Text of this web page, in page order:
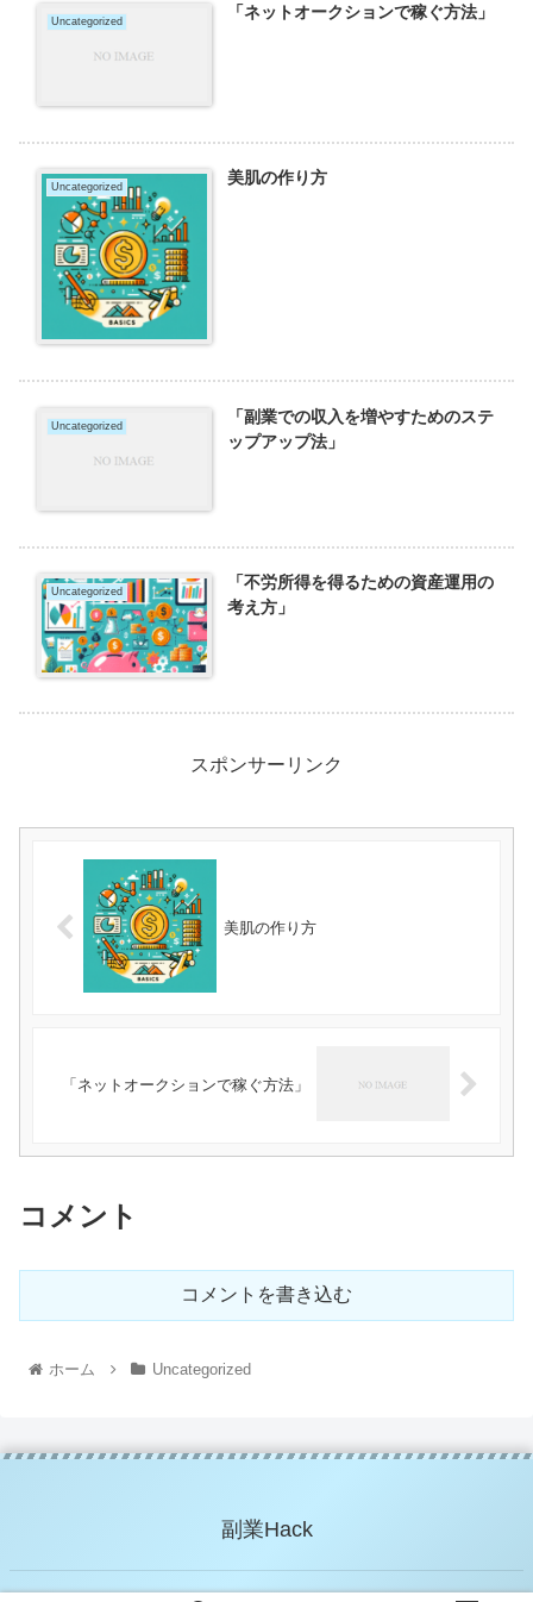
Uncategorized 「ネットオークションで稼ぐ方法」
Uncategorized 美肌の作り方
Uncategorized
「副業での収入を増やすためのステ
ップアップ法」
Uncategorized
「不労所得を得るための資産運用の
考え方」
スポンサーリンク
美肌の作り方
「ネットオークションで稼ぐ方法」
コメント
コメントを書き込む
ホーム Uncategorized
副業Hack